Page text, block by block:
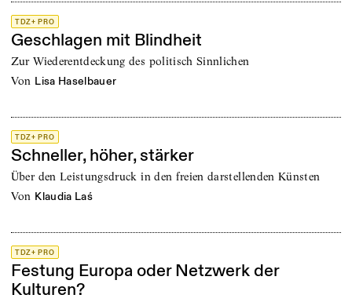
TDZ+ PRO
Geschlagen mit Blindheit
Zur Wiederentdeckung des politisch Sinnlichen
von Lisa Haselbauer
TDZ+ PRO
Schneller, höher, stärker
Über den Leistungsdruck in den freien darstellenden Künsten
von Klaudia Laś
TDZ+ PRO
Festung Europa oder Netzwerk der
Kulturen?